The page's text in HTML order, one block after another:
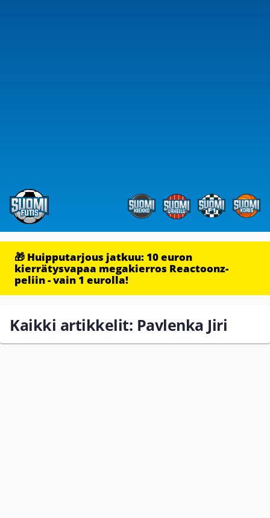
🎁 Huipputarjous jatkuu: 10 euron
kierrätysvapaa megakierros Reactoonz-
peliin - vain 1 eurolla!
Kaikki artikkelit: Pavlenka Jiri